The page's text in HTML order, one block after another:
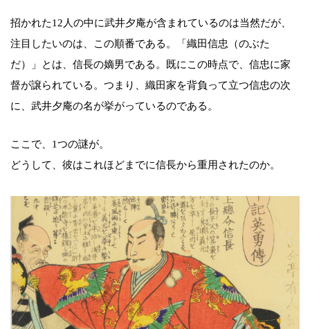
招かれた12人の中に武井夕庵が含まれているのは当然だが、
注目したいのは、この順番である。「織田信忠（のぶた
だ）」とは、信長の嫡男である。既にこの時点で、信忠に家
督が譲られている。つまり、織田家を背負って立つ信忠の次
に、武井夕庵の名が挙がっているのである。
ここで、1つの謎が。
どうして、彼はこれほどまでに信長から重用されたのか。